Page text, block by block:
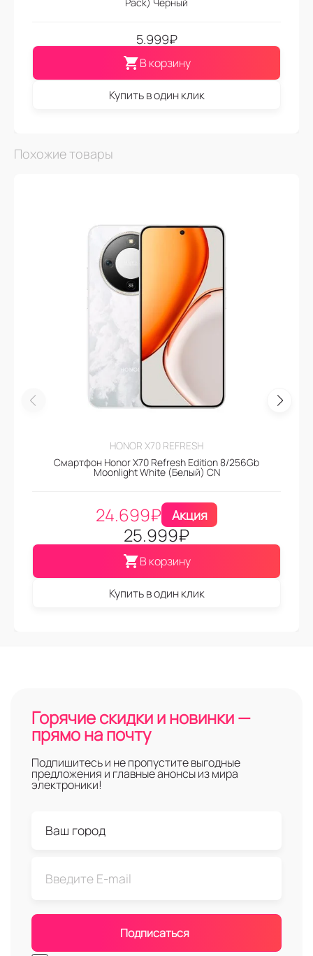
Pack) Черный
5.999₽
В корзину
Купить в один клик
Похожие товары
HONOR X70 REFRESH
Смартфон Honor X70 Refresh Edition 8/256Gb
Moonlight White (Белый) CN
24.699₽ Акция
25.999₽
В корзину
Купить в один клик
Горячие скидки и новинки —
прямо на почту
Подпишитесь и не пропустите выгодные
предложения и главные анонсы из мира
электроники!
Подписаться